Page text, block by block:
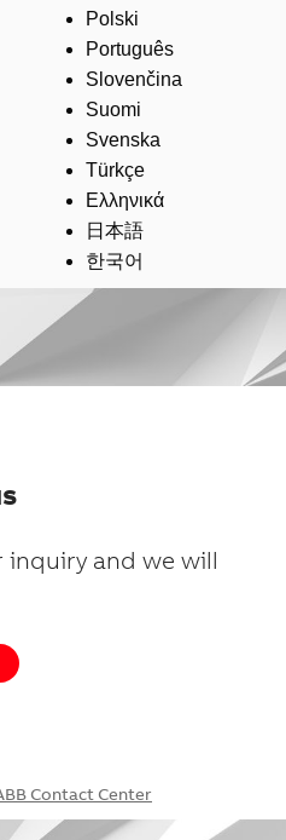
Polski
Português
Slovenčina
Suomi
Svenska
Türkçe
Ελληνικά
日本語
한국어
inquiry and we will
Contact Center